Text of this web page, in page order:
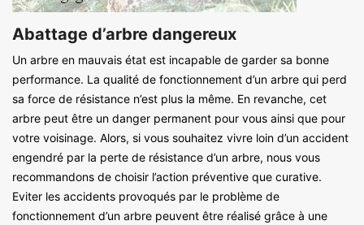
Abattage d’arbre dangereux
Un arbre en mauvais état est incapable de garder sa bonne
performance. La qualité de fonctionnement d’un arbre qui perd
sa force de résistance n’est plus la même. En revanche, cet
arbre peut être un danger permanent pour vous ainsi que pour
votre voisinage. Alors, si vous souhaitez vivre loin d’un accident
engendré par la perte de résistance d’un arbre, nous vous
recommandons de choisir l’action préventive que curative.
Eviter les accidents provoqués par le problème de
fonctionnement d’un arbre peuvent être réalisé grâce à une